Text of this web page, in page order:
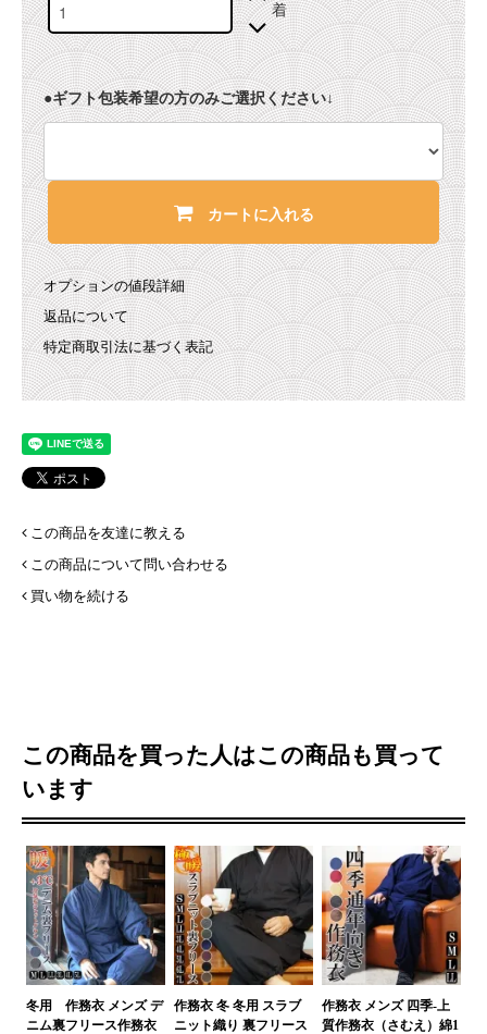
着
●ギフト包装希望の方のみご選択ください↓
カートに入れる
オプションの値段詳細
返品について
特定商取引法に基づく表記
この商品を友達に教える
この商品について問い合わせる
買い物を続ける
この商品を買った人はこの商品も買って
います
冬用 作務衣 メンズ デ
ニム裏フリース作務衣
作務衣 冬 冬用 スラブ
ニット織り 裏フリース
作務衣 メンズ 四季-上
質作務衣（さむえ）綿1